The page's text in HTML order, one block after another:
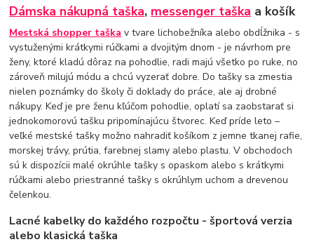
Dámska nákupná taška, messenger taška a košík
Mestská shopper taška v tvare lichobežníka alebo obdĺžnika - s
vystuženými krátkymi rúčkami a dvojitým dnom - je návrhom pre
ženy, ktoré kladú dôraz na pohodlie, radi majú všetko po ruke, no
zároveň milujú módu a chcú vyzerať dobre. Do tašky sa zmestia
nielen poznámky do školy či doklady do práce, ale aj drobné
nákupy. Keď je pre ženu kľúčom pohodlie, oplatí sa zaobstarať si
jednokomorovú tašku pripomínajúcu štvorec. Keď príde leto –
veľké mestské tašky možno nahradiť košíkom z jemne tkanej rafie,
morskej trávy, prútia, farebnej slamy alebo plastu. V obchodoch
sú k dispozícii malé okrúhle tašky s opaskom alebo s krátkymi
rúčkami alebo priestranné tašky s okrúhlym uchom a drevenou
čelenkou.
Lacné kabelky do každého rozpočtu - športová verzia
alebo klasická taška